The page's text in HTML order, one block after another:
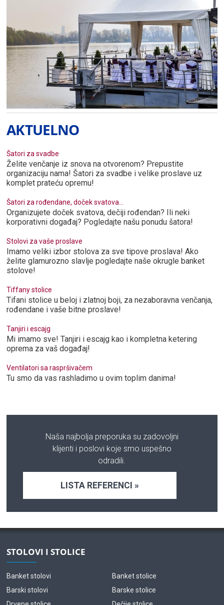
AKTUELNO
Šatori za svadbe
Želite venčanje iz snova na otvorenom? Prepustite
organizaciju nama! Šatori za svadbe i velike proslave uz
komplet prateću opremu!
Šatori za rođendane, doček svatova...
Organizujete doček svatova, dečiji rođendan? Ili neki
korporativni događaj? Pogledajte našu ponudu šatora!
Stolovi za vaše proslave
Imamo veliki izbor stolova za sve tipove proslava! Ako
želite glamurozno slavlje pogledajte naše okrugle banket
stolove!
Tiffany stolice
Tifani stolice u beloj i zlatnoj boji, za nezaboravna venčanja,
rođendane i vaše bitne proslave!
Tanjiri i escajg
Mi imamo sve! Tanjiri i escajg kao i kompletna ketering
oprema za vaš događaj!
Ventilatori sa raspršivačem
Tu smo da vas rashladimo u ovim toplim danima!
Naša najbolja preporuka su zadovoljni
klijenti i poslovi koje smo uspešno
odradili.
LISTA REFERENCI »
STOLOVI I STOLICE
Banket stolovi
Banket stolice
Barski stolovi
Barske stolice